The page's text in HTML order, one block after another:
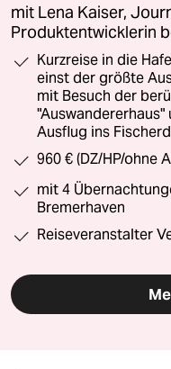
mit Lena Kaiser,
Produktentwicklerin
Kurzreise in die
einst der größte
mit Besuch der
"Auswandererhaus"
Ausflug ins
960 € (DZ/HP/ohne
mit 4
Bremerhaven
Reiseveranstalter